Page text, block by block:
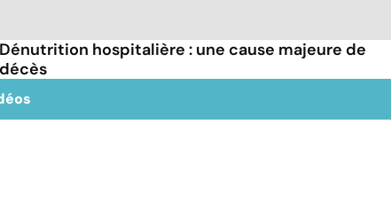
Dénutrition hospitalière : une cause majeure de
décès